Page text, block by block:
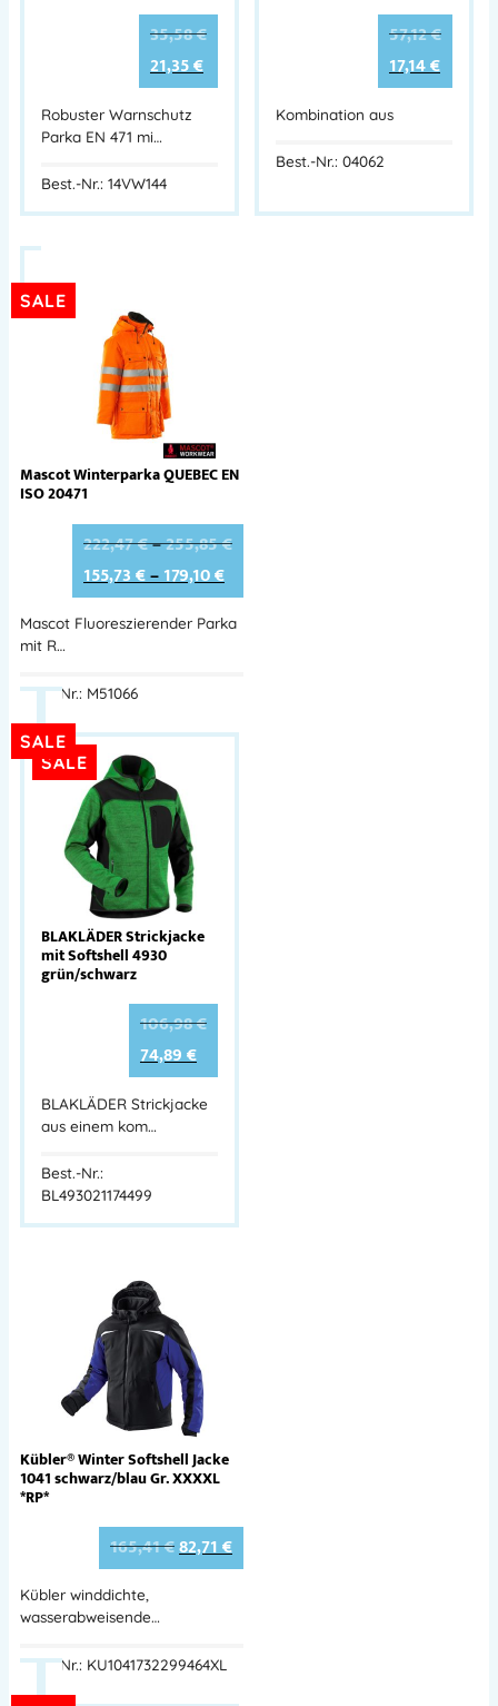
35,58€
21,35€
Robuster Warnschutz
Parka EN 471 mi…
Best.-Nr.: 14VW144
57,12€
17,14€
Kombination aus
Best.-Nr.: 04062
SALE
Mascot Winterparka QUEBEC EN
ISO 20471
222,47€–255,85€
155,73€–179,10€
Mascot Fluoreszierender Parka
mit R…
Best.-Nr.: M51066
SALE
BLAKLÄDER Strickjacke
mit Softshell 4930
grün/schwarz
106,98€
74,89€
BLAKLÄDER Strickjacke
aus einem kom…
Best.-Nr.:
BL493021174499
SALE
Kübler® Winter Softshell Jacke
1041 schwarz/blau Gr. XXXXL
*RP*
165,41€82,71€
Kübler winddichte,
wasserabweisende…
Best.-Nr.: KU1041732299464XL